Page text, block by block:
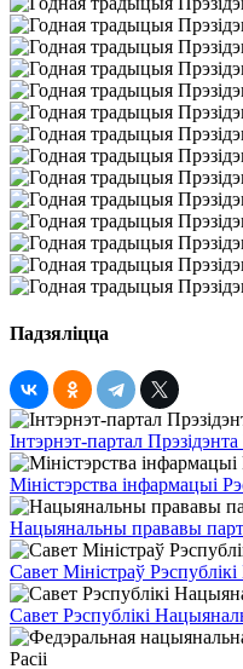
Падзяліцца
Інтэрнэт-партал
Міністэрства інфармацыі
Нацыянальны прававы
Савет Міністраў Рэспублікі
Савет Рэспублікі